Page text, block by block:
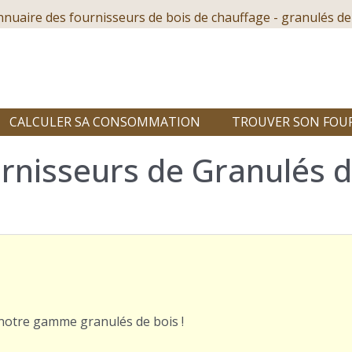
des fournisseurs de bois de chauffage - granulés
CALCULER SA CONSOMMATION TROUVER SON
de Granulés
gamme granulés de bois !